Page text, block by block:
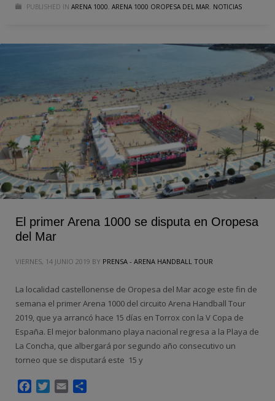
PUBLISHED IN ARENA 1000, ARENA 1000 OROPESA DEL MAR, NOTICIAS
El primer Arena 1000 se disputa en Oropesa
del Mar
VIERNES, 14 JUNIO 2019 BY PRENSA - ARENA HANDBALL TOUR
La localidad castellonense de Oropesa del Mar acoge este fin de
semana el primer Arena 1000 del circuito Arena Handball Tour
2019, que ya arrancó hace 15 días en Torrox con la V Copa de
España. El mejor balonmano playa nacional regresa a la Playa de
La Concha, que albergará por segundo año consecutivo un
torneo que se disputará este 15 y
FacebookTwitter
Email